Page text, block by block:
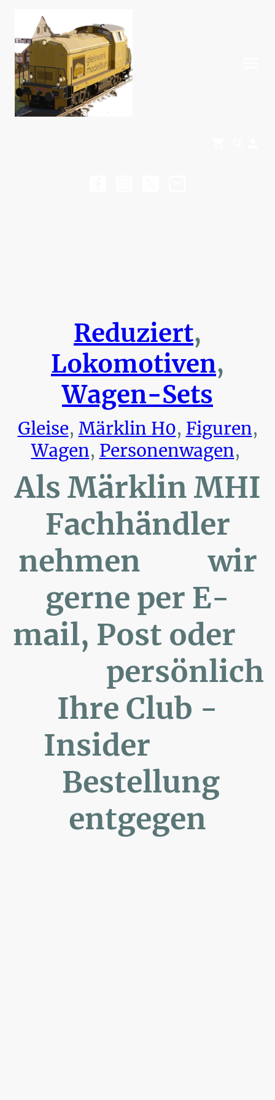
Reduziert,
Lokomotiven,
Wagen-Sets
Gleise, Märklin H0, Figuren,
Wagen, Personenwagen,
Als Märklin MHI
Fachhändler
nehmen wir
gerne per E-
mail, Post oder
persönlich
Ihre Club -
Insider
Bestellung
entgegen